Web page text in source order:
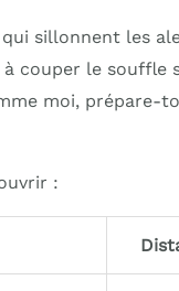
sillonnent les
couper le souffle
moi, prépare-
: